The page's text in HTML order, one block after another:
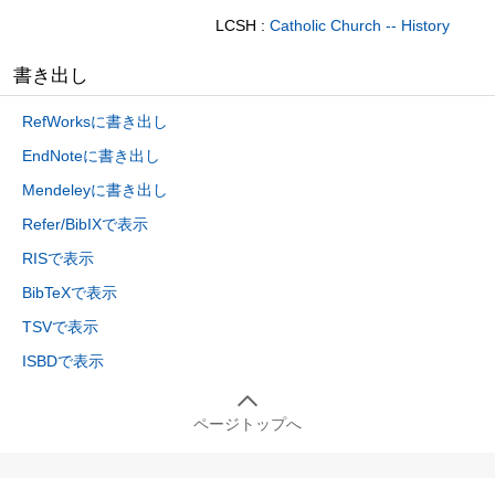
LCSH : Catholic Church -- History
書き出し
RefWorksに書き出し
EndNoteに書き出し
Mendeleyに書き出し
Refer/BibIXで表示
RISで表示
BibTeXで表示
TSVで表示
ISBDで表示
ページトップへ